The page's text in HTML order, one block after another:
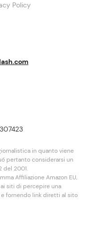
in quanto viene
pertanto considerarsi un
del 2001.
Affiliazione Amazon EU,
siti di percepire una
fornendo link diretti al sito
Policy